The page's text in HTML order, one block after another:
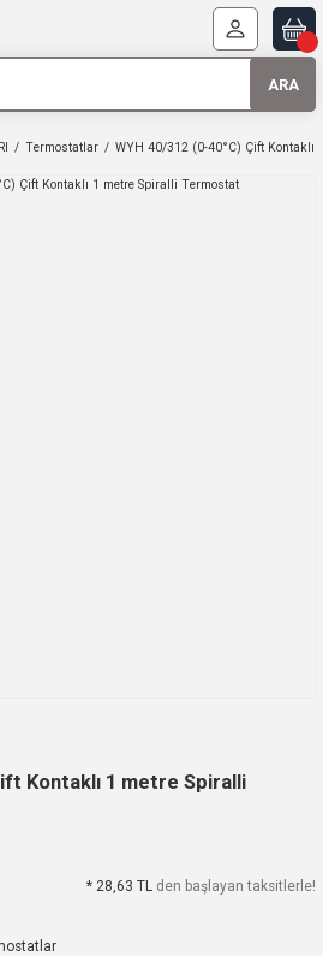
ARA
Termostatlar WYH 40/312 (0-40°C) Çift Kontaklı
Kontaklı 1 metre Spiralli
* 28,63 TL den başlayan taksitlerle!